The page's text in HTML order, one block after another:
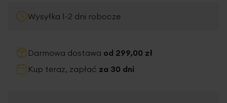
Wysyłka 1-2 dni robocze
Darmowa dostawa od 299,00 zł
Kup teraz, zapłać za 30 dni